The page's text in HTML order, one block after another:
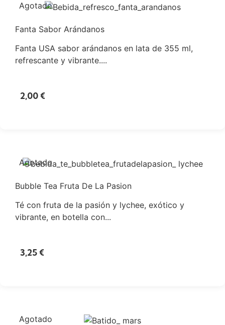
Agotado
Fanta Sabor Arándanos
Fanta USA sabor arándanos en lata de 355 ml,
refrescante y vibrante....
2,00€
Agotado
Bubble Tea Fruta De La Pasion
Té con fruta de la pasión y lychee, exótico y
vibrante, en botella con...
3,25€
Agotado